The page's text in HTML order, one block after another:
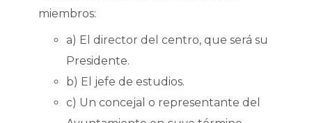
miembros:
a) El director del centro, que será su
Presidente.
b) El jefe de estudios.
c) Un concejal o representante del